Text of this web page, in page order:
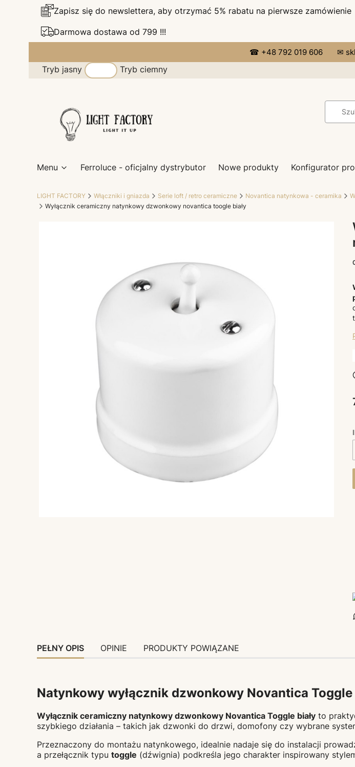
Zapisz się do newslettera, aby otrzymać 5% rabatu na pierwsze zamówienie
Darmowa dostawa od 799 !!!
☎ +48 792 019 606 ✉
Tryb jasny Tryb ciemny
Menu Ferroluce - oficjalny dystrybutor Nowe produkty Konfigurator
LIGHT FACTORY Włączniki i gniazda Serie loft / retro ceramiczne Novantica natynkowa - ceramika
Wyłącznik ceramiczny natynkowy dzwonkowy novantica toogle biały
PEŁNY OPIS OPINIE PRODUKTY POWIĄZANE
Natynkowy wyłącznik dzwonkowy Novantica
Wyłącznik ceramiczny natynkowy dzwonkowy Novantica Toggle biały to
szybkiego działania – takich jak dzwonki do drzwi, domofony czy wybrane
Przeznaczony do montażu natynkowego, idealnie nadaje się do instalacji
a przełącznik typu toggle (dźwignia) podkreśla jego charakter inspirowany